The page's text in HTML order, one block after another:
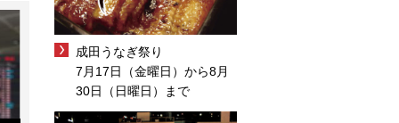
成田うなぎ祭り
7月17日（金曜日）から8月
30日（日曜日）まで